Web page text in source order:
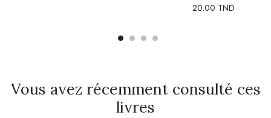
20.00 TND
Vous avez récemment consulté ces
livres